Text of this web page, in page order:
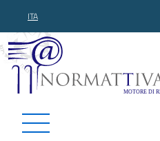
ITA
Normattiva